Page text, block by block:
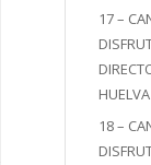
17 –
18 –